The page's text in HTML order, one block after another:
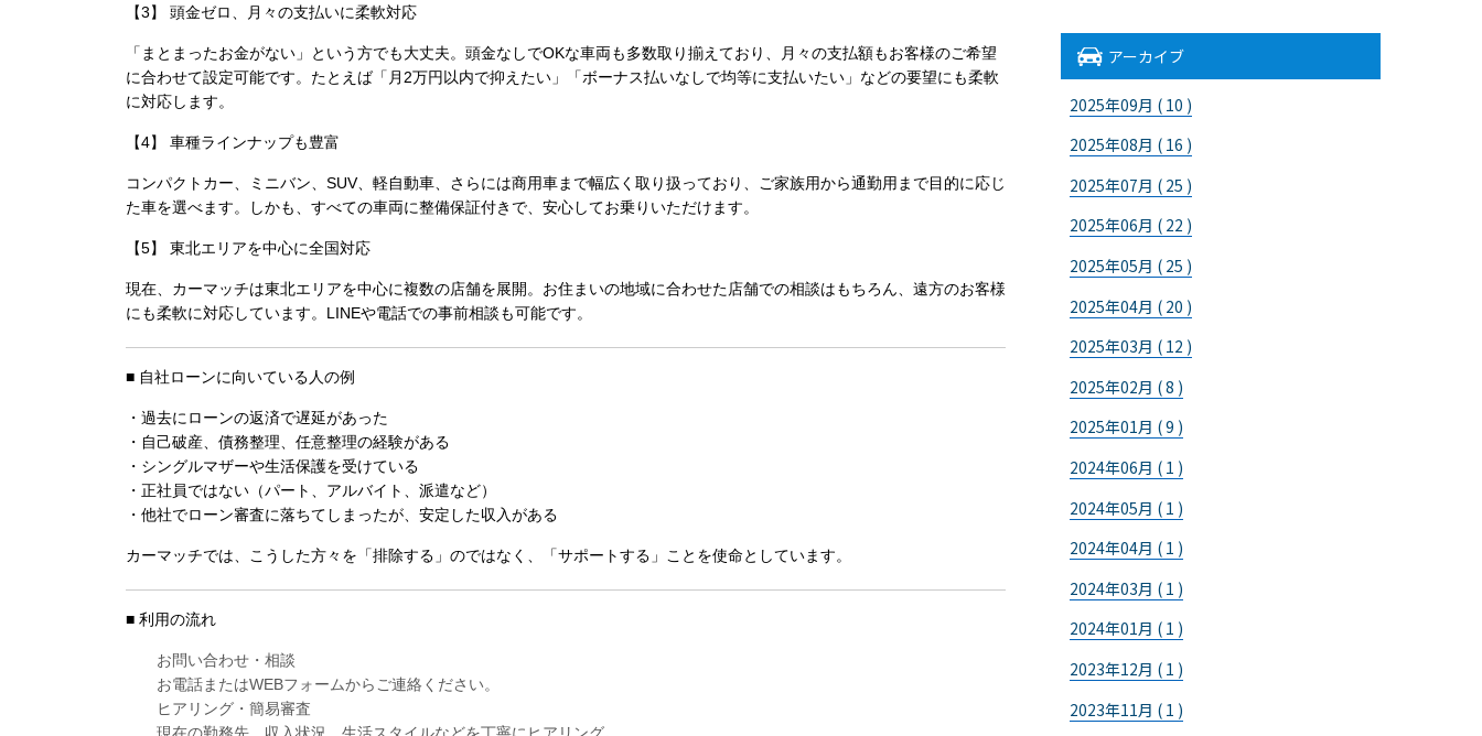
【3】 頭金ゼロ、月々の支払いに柔軟対応
「まとまったお金がない」という方でも大丈夫。 頭金なしでOKな車両も多数取り揃えており、月々の支払額もお客様のご希望
に合わせて設定可能です。たとえば「月2万円以内で抑えたい」「ボーナス払いなしで均等に支払いたい」などの要望にも柔軟
に対応します。
【4】 車種ラインナップも豊富
コンパクトカー、ミニバン、SUV、軽自動車、さらには商用車まで幅広く取り扱っており、
ご家族用から通勤用まで目的に応じ
た車を選べます。しかも、すべての車両に整備保証付きで、安心してお乗りいただけます。
【5】 東北エリアを中心に全国対応
現在、カーマッチは東北エリアを中心に複数の店舗を展開。お住まいの地域に合わせた店舗での相談はもちろん、遠方のお客様
にも柔軟に対応しています。LINEや電話での事前相談も可能です。
■ 自社ローンに向いている人の例
・過去にローンの返済で遅延があった
・自己破産、債務整理、任意整理の経験がある
・シングルマザーや生活保護を受けている
・正社員ではない（パート、アルバイト、派遣など）
・他社でローン審査に落ちてしまったが、安定した収入がある
カーマッチでは、こうした方々を「排除する」のではなく、「サポートする」ことを使命としています。
■ 利用の流れ
お問い合わせ・相談
お電話またはWEBフォームからご連絡ください。
ヒアリング・簡易審査
現在の勤務先、収入状況、生活スタイルなどを丁寧にヒアリング。
アーカイブ
2025年09月 ( 10 )
2025年08月 ( 16 )
2025年07月 ( 25 )
2025年06月 ( 22 )
2025年05月 ( 25 )
2025年04月 ( 20 )
2025年03月 ( 12 )
2025年02月 ( 8 )
2025年01月 ( 9 )
2024年06月 ( 1 )
2024年05月 ( 1 )
2024年04月 ( 1 )
2024年03月 ( 1 )
2024年01月 ( 1 )
2023年12月 ( 1 )
2023年11月 ( 1 )